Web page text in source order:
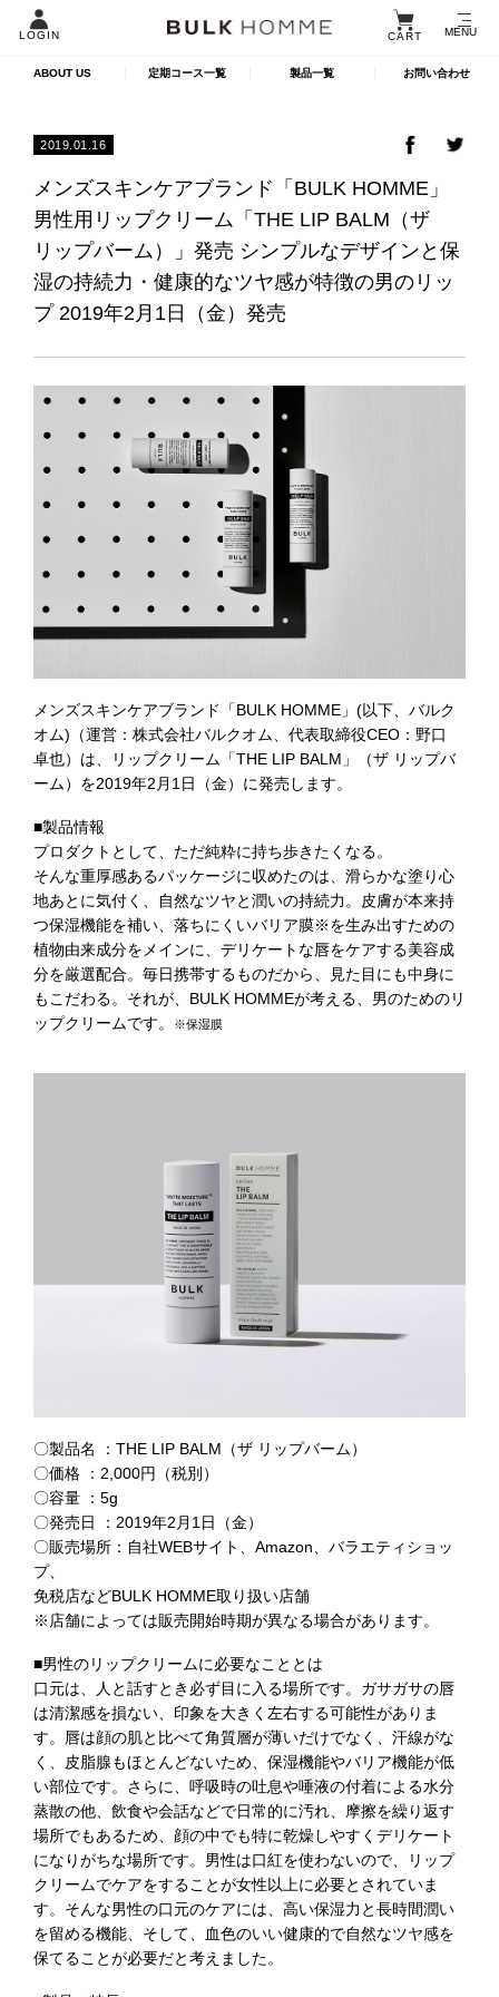
LOGIN CART MENU
ABOUT US 定期コース一覧 製品一覧 お問い合わせ
2019.01.16
メンズスキンケアブランド「BULK HOMME」
男性用リップクリーム「THE LIP BALM（ザ
リップバーム）」発売 シンプルなデザインと保
湿の持続力・健康的なツヤ感が特徴の男のリッ
プ 2019年2月1日（金）発売
メンズスキンケアブランド「BULK HOMME」(以下、バルク
オム)（運営：株式会社バルクオム、代表取締役CEO：野口
卓也）は、リップクリーム「THE LIP BALM」（ザ リップバ
ーム）を2019年2月1日（金）に発売します。
■製品情報
プロダクトとして、ただ純粋に持ち歩きたくなる。
そんな重厚感あるパッケージに収めたのは、滑らかな塗り心
地あとに気付く、自然なツヤと潤いの持続力。皮膚が本来持
つ保湿機能を補い、落ちにくいバリア膜※を生み出すための
植物由来成分をメインに、デリケートな唇をケアする美容成
分を厳選配合。毎日携帯するものだから、見た目にも中身に
もこだわる。それが、BULK HOMMEが考える、男のためのリ
ップクリームです。
※保湿膜
〇製品名 ：THE LIP BALM（ザ リップバーム）
〇価格 ：2,000円（税別）
〇容量 ：5g
〇発売日 ：2019年2月1日（金）
〇販売場所：自社WEBサイト、Amazon、バラエティショッ
プ、
免税店などBULK HOMME取り扱い店舗
※店舗によっては販売開始時期が異なる場合があります。
■男性のリップクリームに必要なこととは
口元は、人と話すとき必ず目に入る場所です。ガサガサの唇
は清潔感を損ない、印象を大きく左右する可能性がありま
す。唇は顔の肌と比べて角質層が薄いだけでなく、汗線がな
く、皮脂腺もほとんどないため、保湿機能やバリア機能が低
い部位です。さらに、呼吸時の吐息や唾液の付着による水分
蒸散の他、飲食や会話などで日常的に汚れ、摩擦を繰り返す
場所でもあるため、顔の中でも特に乾燥しやすくデリケート
になりがちな場所です。男性は口紅を使わないので、リップ
クリームでケアをすることが女性以上に必要とされていま
す。そんな男性の口元のケアには、高い保湿力と長時間潤い
を留める機能、そして、血色のいい健康的で自然なツヤ感を
保てることが必要だと考えました。